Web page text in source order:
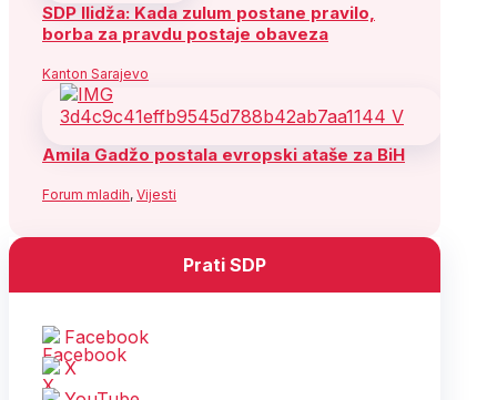
SDP Ilidža: Kada zulum postane pravilo,
borba za pravdu postaje obaveza
Kanton Sarajevo
Amila Gadžo postala evropski ataše za BiH
Forum mladih, Vijesti
Prati SDP
Facebook
X